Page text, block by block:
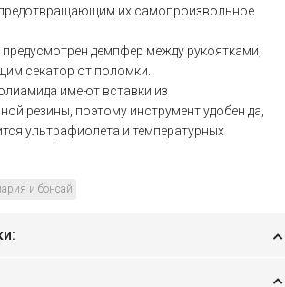
их самопроизвольное
демпфер между рукоятками,
секатор от поломки.
имеют вставки из
резины, поэтому инструмент удобен да,
ультрафиолета и температурных
и бонсай